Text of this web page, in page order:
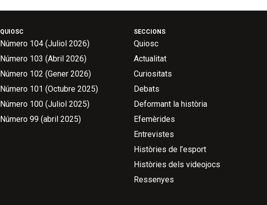
QUIOSC
Número 104 (Juliol 2026)
Número 103 (Abril 2026)
Número 102 (Gener 2026)
Número 101 (Octubre 2025)
Número 100 (Juliol 2025)
Número 99 (abril 2025)
SECCIONS
Quiosc
Actualitat
Curiositats
Debats
Deformant la història
Efemèrides
Entrevistes
Històries de l’esport
Històries dels videojocs
Ressenyes